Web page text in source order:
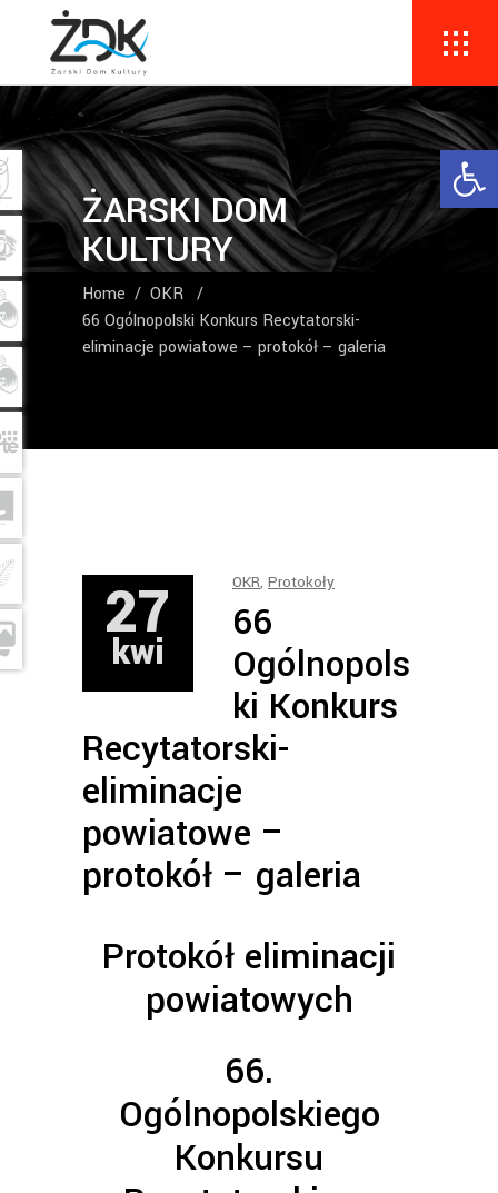
ŻARSKI DOM
KULTURY
Home / OKR /
66 Ogólnopolski Konkurs Recytatorski-
eliminacje powiatowe – protokół – galeria
27
kwi
OKR, Protokoły
66
Ogólnopols
ki Konkurs
Recytatorski-
eliminacje
powiatowe –
protokół – galeria
Protokół eliminacji
powiatowych
66.
Ogólnopolskiego
Konkursu